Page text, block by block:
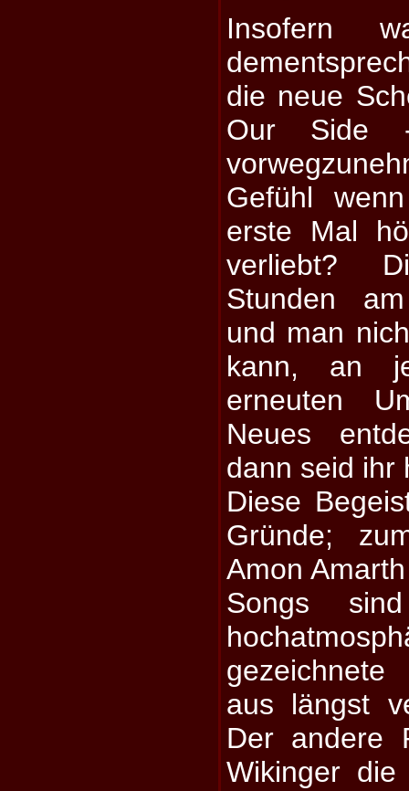
Insofern
die neue
Our Side
Gefühl
erste Mal
verliebt?
Stunden
und man
kann, an
erneuten
Neues
dann seid ihr
Diese
Gründe;
Amon
Songs
gezeichnete
aus längst
Der andere
Wikinger